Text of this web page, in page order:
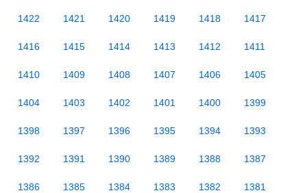
1422 1421 1420 1419 1418 1417
1416 1415 1414 1413 1412 1411
1410 1409 1408 1407 1406 1405
1404 1403 1402 1401 1400 1399
1398 1397 1396 1395 1394 1393
1392 1391 1390 1389 1388 1387
1386 1385 1384 1383 1382 1381